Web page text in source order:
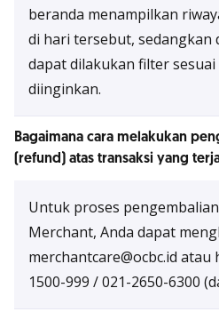
beranda menampilkan
di hari tersebut, sedangkan
dapat dilakukan filter
diinginkan.
Bagaimana cara melakukan
(refund) atas transaksi yang
Untuk proses
Merchant, Anda dapat
merchantcare@ocbc.id atau
1500-999 / 021-2650-6300